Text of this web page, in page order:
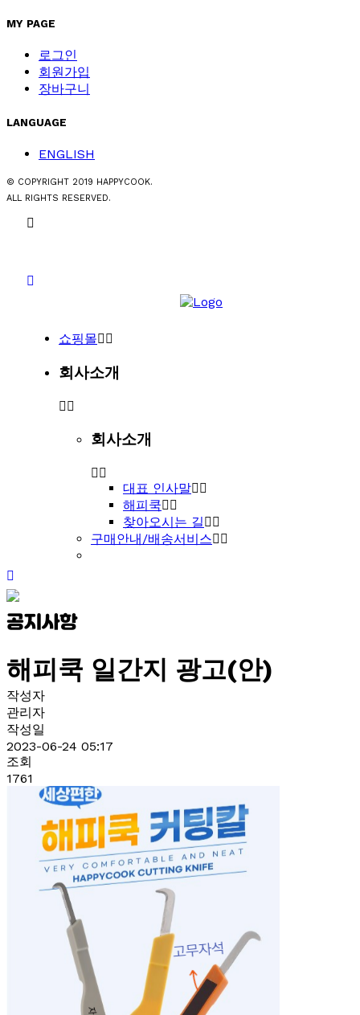
MY PAGE
로그인
회원가입
장바구니
LANGUAGE
ENGLISH
© COPYRIGHT 2019 HAPPYCOOK.
ALL RIGHTS RESERVED.
쇼핑몰
회사소개
회사소개
대표 인사말
해피쿡
찾아오시는 길
구매안내/배송서비스
공지사항
해피쿡 일간지 광고(안)
작성자
관리자
작성일
2023-06-24 05:17
조회
1761